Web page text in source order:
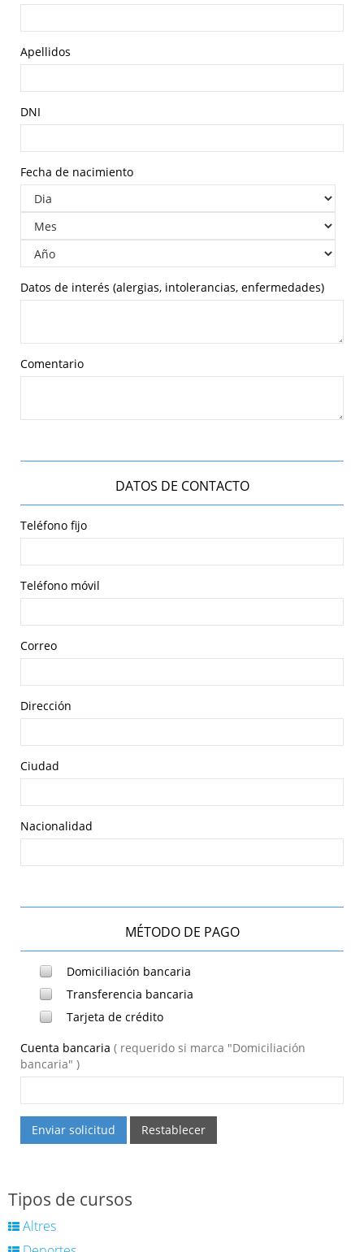
Apellidos
DNI
Fecha de nacimiento
Datos de interés (alergias, intolerancias, enfermedades)
Comentario
DATOS DE CONTACTO
Teléfono fijo
Teléfono móvil
Correo
Dirección
Ciudad
Nacionalidad
MÉTODO DE PAGO
Domiciliación bancaria
Transferencia bancaria
Tarjeta de crédito
Cuenta bancaria ( requerido si marca "Domiciliación
bancaria" )
Enviar solicitud Restablecer
Tipos de cursos
Altres